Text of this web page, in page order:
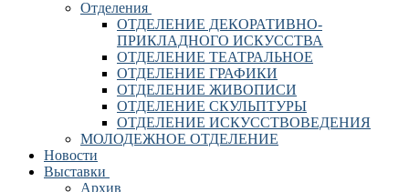
Отделения
ОТДЕЛЕНИЕ ДЕКОРАТИВНО-
ПРИКЛАДНОГО ИСКУССТВА
ОТДЕЛЕНИЕ ТЕАТРАЛЬНОЕ
ОТДЕЛЕНИЕ ГРАФИКИ
ОТДЕЛЕНИЕ ЖИВОПИСИ
ОТДЕЛЕНИЕ СКУЛЬПТУРЫ
ОТДЕЛЕНИЕ ИСКУССТВОВЕДЕНИЯ
МОЛОДЕЖНОЕ ОТДЕЛЕНИЕ
Новости
Выставки
Архив